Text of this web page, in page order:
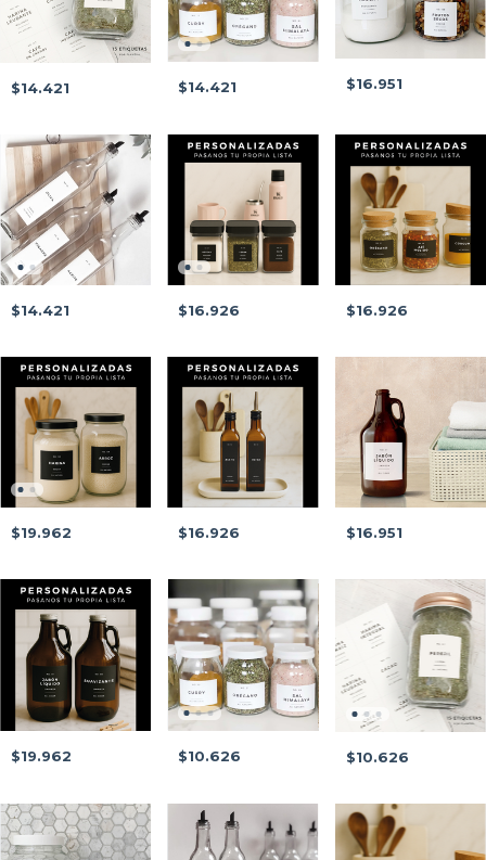
$14.421 $14.421 $16.951
$14.421 $16.926 $16.926
$19.962 $16.926 $16.951
$19.962 $10.626 $10.626